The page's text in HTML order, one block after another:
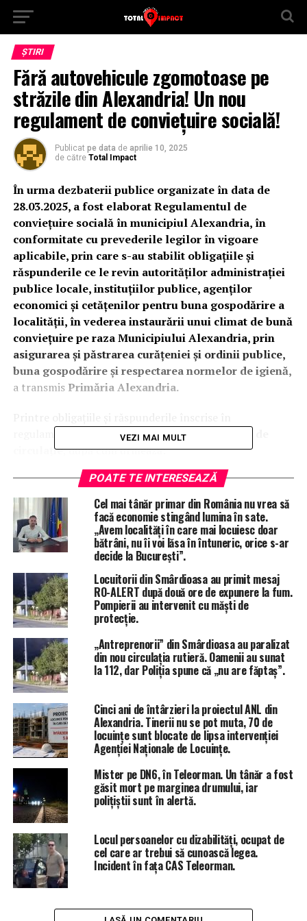
ȘTIRI
Fără autovehicule zgomotoase pe
străzile din Alexandria! Un nou
regulament de conviețuire socială!
Publicat pe data de aprilie 10, 2025
de către Total Impact
În urma dezbaterii publice organizate în data de
28.03.2025, a fost elaborat Regulamentul de
conviețuire socială în municipiul Alexandria, în
conformitate cu prevederile legilor în vigoare
aplicabile, prin care s-au stabilit obligaţiile şi
răspunderile ce le revin autorităţilor administraţiei
publice locale, instituţiilor publice, agenţilor
economici şi cetăţenilor pentru buna gospodărire a
localităţii, în vederea instaurării unui climat de bună
convieţuire pe raza Municipiului Alexandria, prin
asigurarea şi păstrarea curăţeniei şi ordinii publice,
buna gospodărire şi respectarea normelor de igienă,
a transmis Primăria Alexandria.
regulament, au fost introdusenoi alte restricții de
circulație, după cum urmează:
–circulaţia bicicletelor, bicicletelor electrice,
trotinetelor, trotinetelor electrice pe strada Libertăţii,
pe tronsonul cuprins între strada Ion Creangă și
strada Bucureşti, persoanelor cu vârsta mai mare de
10 ani;
– circulația motocicletelor cu și fără ataș,
motoretelor și ATV-urilor în Parc Pădurea Vedea.
Mai mult,ATV-urile vor avea voie să circule pe
următoarele străzi și tronsoane de străzi, dar va fi
interzisă circulația acestora în intervalul orar 22.00 –
08.00, după cum urmează:
–str. Turnu Măgurele în integralitate;
– str. Dunării,
și str. Dr. Stâncă;
–str. Dr. Stâncăpe tronsonul cuprins între str.Dunării
și str. Al. Ghica;
– pestr. Al. Ghicaîn integralitate;
str. Meșteșugari, tronson cuprins între str. Al. Ghica
și str. Dunării;
– pestr. Dunării, tronson cuprins între str.
Meșteșugari și localitatea Poroschia.
De asemenea, autoritățile locale precizează faptul că
motocicletele, cu sau fără ataş, dar și motoretele vor
putea circula pe toate străzile, dar vor avea interzisă
VEZI MAI MULT
POATE TE INTERESEAZĂ
Cel mai tânăr primar din România nu vrea să
facă economie stingând lumina în sate.
„Avem localități în care mai locuiesc doar
bătrâni, nu îi voi lăsa în întuneric, orice s-ar
decide la București”.
Locuitorii din Smârdioasa au primit mesaj
RO-ALERT după două ore de expunere la fum.
Pompierii au intervenit cu măști de
protecție.
„Antreprenorii” din Smârdioasa au paralizat
din nou circulația rutieră. Oamenii au sunat
la 112, dar Poliția spune că „nu are făptaș”.
Cinci ani de întârzieri la proiectul ANL din
Alexandria. Tinerii nu se pot muta, 70 de
locuințe sunt blocate de lipsa intervenției
Agenției Naționale de Locuințe.
Mister pe DN6, în Teleorman. Un tânăr a fost
găsit mort pe marginea drumului, iar
polițiștii sunt în alertă.
Locul persoanelor cu dizabilități, ocupat de
cel care ar trebui să cunoască legea.
Incident în fața CAS Teleorman.